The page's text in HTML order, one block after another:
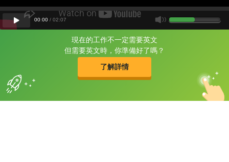
現在的工作不一定需要英文
但需要英文時，你準備好了嗎？
了解詳情
片尾有
攻其不背
的品牌故事
00:00 / 02:07